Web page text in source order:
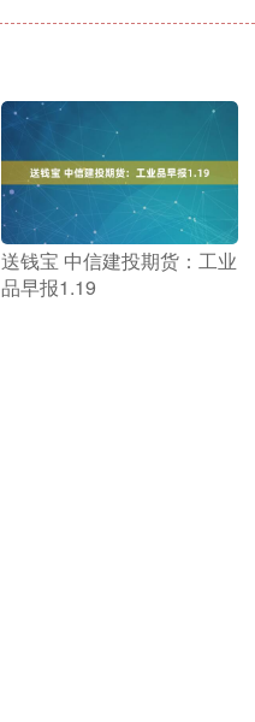
​送钱宝 中信建投期货：工业
品早报1.19